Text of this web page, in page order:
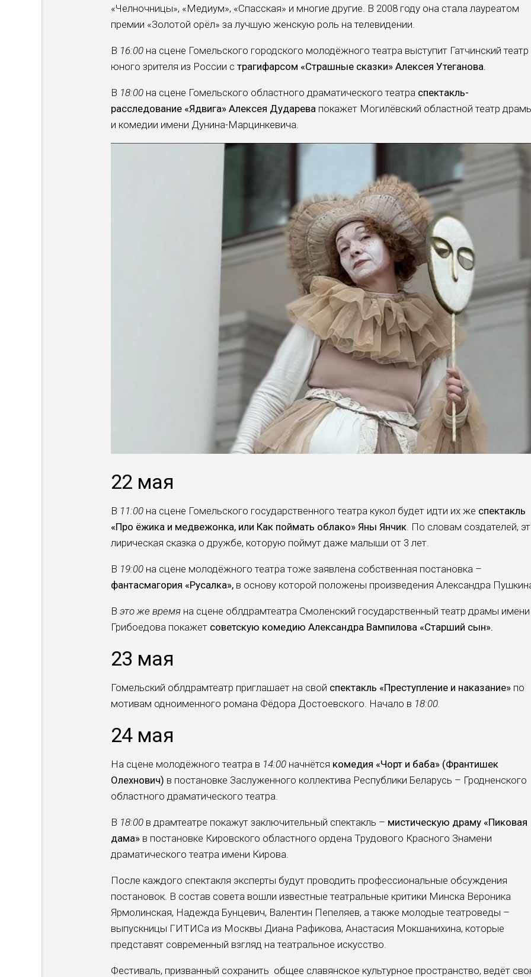
«Челночницы», «Медиум», «Спасская» и многие другие. В 2008 году она стала лауреатом
премии «Золотой орёл» за лучшую женскую роль на телевидении.
В 16:00 на сцене Гомельского городского молодёжного театра выступит Гатчинский театр
юного зрителя из России с трагифарсом «Страшные сказки» Алексея Утеганова.
В 18:00 на сцене Гомельского областного драматического театра спектакль-
расследование «Ядвига» Алексея Дударева покажет Могилёвский областной театр
и комедии имени Дунина-Марцинкевича.
22 мая
В 11:00 на сцене Гомельского государственного театра кукол будет идти их же спектакль
«Про ёжика и медвежонка, или Как поймать облако» Яны Янчик . По словам создателей,
лирическая сказка о дружбе, которую поймут даже малыши от 3 лет.
В 19:00 на сцене молодёжного театра тоже заявлена собственная постановка –
фантасмагория «Русалка», в основу которой положены произведения Александра
В это же время на сцене облдрамтеатра Смоленский государственный театр драмы имени
Грибоедова покажет советскую комедию Александра Вампилова «Старший сын».
23 мая
Гомельский облдрамтеатр приглашает на свой спектакль «Преступление и наказание» по
мотивам одноименного романа Фёдора Достоевского. Начало в 18:00.
24 мая
На сцене молодёжного театра в 14:00 начнётся комедия «Чорт и баба» (Франтишек
Олехнович) в постановке Заслуженного коллектива Республики Беларусь – Гродненского
областного драматического театра.
В 18:00 в драмтеатре покажут заключительный спектакль – мистическую драму «Пиковая
дама» в постановке Кировского областного ордена Трудового Красного Знамени
драматического театра имени Кирова.
После каждого спектакля эксперты будут проводить профессиональные обсуждения
постановок. В состав совета вошли известные театральные критики Минска Вероника
Ярмолинская, Надежда Бунцевич, Валентин Пепеляев, а также молодые театроведы –
выпускницы ГИТИСа из Москвы Диана Рафикова, Анастасия Мокшанихина, которые
представят современный взгляд на театральное искусство.
Фестиваль, призванный сохранить общее славянское культурное пространство, ведёт